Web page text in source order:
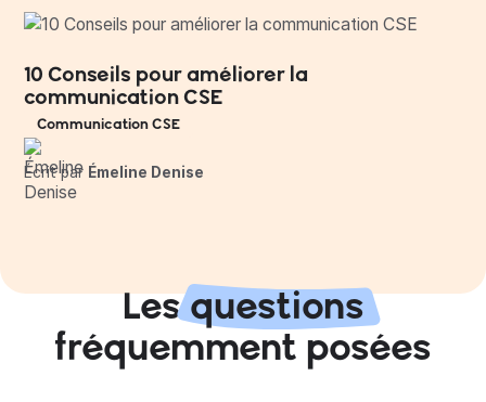
10 Conseils pour améliorer la
communication CSE
Communication CSE
Écrit par Émeline Denise
Lesquestions
fréquemment posées